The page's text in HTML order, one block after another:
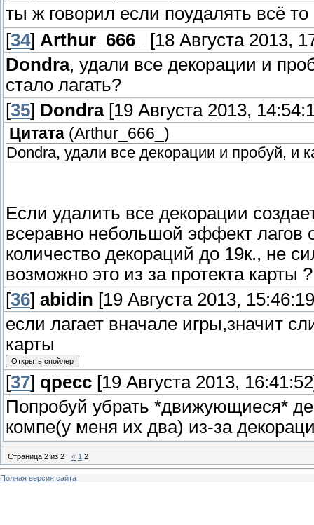
ты ж говорил если поудалять всё то
[34] Arthur_666_
[18 Августа 2013,
Dondra, удали все декорации и
стало лагать?
[35] Dondra[19 Августа 2013,
Цитата (Arthur_666_ )
Dondra, удали все декорации и пробуй, и
Если удалить все декорации
всеравно небольшой эффект лагов
количество декораций до 19к., не
возможно это из за протекта
[36] abidin [19 Августа 2013,
если лагает вначале игры,значит
карты
[37] qpecc [19 Августа 2013,
Попробуй убрать *движующиеся*
компе(у меня их два) из-за
Страница 2 из 2 « 1 2
Полная версия сайта